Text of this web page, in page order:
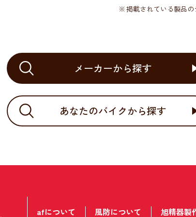
掲載されている製品の
メーカーから探す
あなたのバイクから探す
afについて 風防について 旭精器製